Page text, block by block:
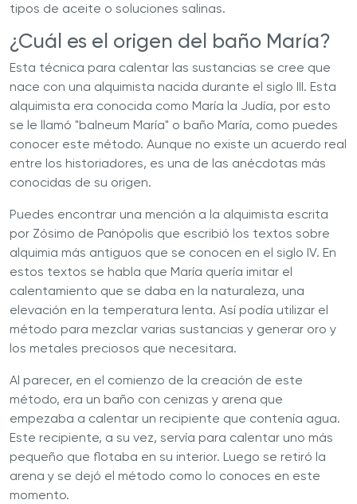
tipos de aceite o soluciones salinas.​
¿Cuál es el origen del baño María?
Esta técnica para calentar las sustancias se cree que
nace con una alquimista nacida durante el siglo III. Esta
alquimista era conocida como María la Judía, por esto
se le llamó "balneum María" o baño María, como puedes
conocer este método. Aunque no existe un acuerdo real
entre los historiadores, es una de las anécdotas más
conocidas de su origen.
Puedes encontrar una mención a la alquimista escrita
por Zósimo de Panópolis que escribió los textos sobre
alquimia más antiguos que se conocen en el siglo IV. En
estos textos se habla que María quería imitar el
calentamiento que se daba en la naturaleza, una
elevación en la temperatura lenta. Así podía utilizar el
método para mezclar varias sustancias y generar oro y
los metales preciosos que necesitara.
Al parecer, en el comienzo de la creación de este
método, era un baño con cenizas y arena que
empezaba a calentar un recipiente que contenía agua.
Este recipiente, a su vez, servía para calentar uno más
pequeño que flotaba en su interior. Luego se retiró la
arena y se dejó el método como lo conoces en este
momento.